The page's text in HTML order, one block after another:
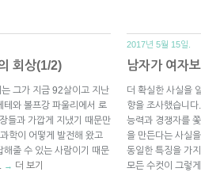
회상(1/2)
그가 지금 92살이고 지난
테와 볼프강 파울리에서 로
들과 가깝게 지냈기 때문만
학이 어떻게 발전해 왔고
해줄 수 있는 사람이기 때문
→ 더 보기
2017년 5월 15일.
남자가 여자
더 확실한 사실을
향을 조사했습니
능력과 경쟁자를
을 만든다는 사실
동일한 특징을 가
모든 수컷이 그렇